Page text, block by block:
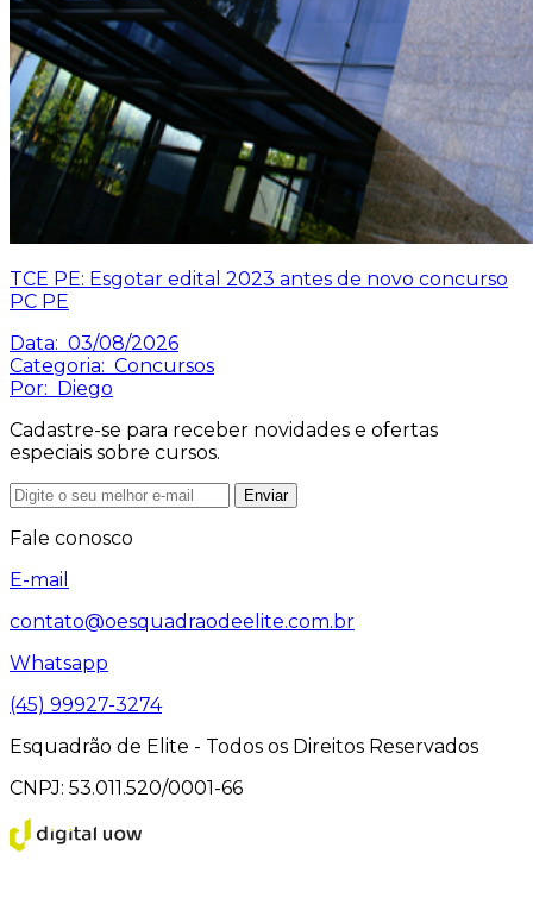
TCE PE: Esgotar edital 2023 antes de novo concurso
PC PE
Data: 03/08/2026
Categoria: Concursos
Por:
Diego
Cadastre-se para receber novidades e ofertas
especiais sobre cursos.
Enviar
Fale conosco
E-mail
contato@oesquadraodeelite.com.br
Whatsapp
(45) 99927-3274
Esquadrão de Elite - Todos os Direitos Reservados
CNPJ: 53.011.520/0001-66